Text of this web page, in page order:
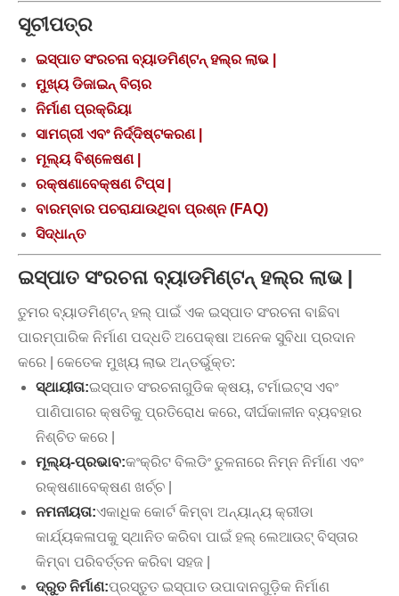
ସୂଚୀପତ୍ର
ଇସ୍ପାତ ସଂରଚନା ବ୍ୟାଡମିଣ୍ଟନ୍ ହଲ୍ର ଲାଭ |
ମୁଖ୍ୟ ଡିଜାଇନ୍ ବିଚାର
ନିର୍ମାଣ ପ୍ରକ୍ରିୟା
ସାମଗ୍ରୀ ଏବଂ ନିର୍ଦ୍ଦିଷ୍ଟକରଣ |
ମୂଲ୍ୟ ବିଶ୍ଳେଷଣ |
ରକ୍ଷଣାବେକ୍ଷଣ ଟିପ୍ସ |
ବାରମ୍ବାର ପଚରାଯାଉଥିବା ପ୍ରଶ୍ନ (FAQ)
ସିଦ୍ଧାନ୍ତ
ଇସ୍ପାତ ସଂରଚନା ବ୍ୟାଡମିଣ୍ଟନ୍ ହଲ୍ର ଲାଭ |
ତୁମର ବ୍ୟାଡମିଣ୍ଟନ୍ ହଲ୍ ପାଇଁ ଏକ ଇସ୍ପାତ ସଂରଚନା ବାଛିବା
ପାରମ୍ପାରିକ ନିର୍ମାଣ ପଦ୍ଧତି ଅପେକ୍ଷା ଅନେକ ସୁବିଧା ପ୍ରଦାନ
କରେ | କେତେକ ମୁଖ୍ୟ ଲାଭ ଅନ୍ତର୍ଭୁକ୍ତ:
ସ୍ଥାୟୀତା:ଇସ୍ପାତ ସଂରଚନାଗୁଡିକ କ୍ଷୟ, ଟର୍ମାଇଟ୍ସ ଏବଂ
ପାଣିପାଗର କ୍ଷତିକୁ ପ୍ରତିରୋଧ କରେ, ଦୀର୍ଘକାଳୀନ ବ୍ୟବହାର
ନିଶ୍ଚିତ କରେ |
ମୂଲ୍ୟ-ପ୍ରଭାବ:କଂକ୍ରିଟ ବିଲଡିଂ ତୁଳନାରେ ନିମ୍ନ ନିର୍ମାଣ ଏବଂ
ରକ୍ଷଣାବେକ୍ଷଣ ଖର୍ଚ୍ଚ |
ନମନୀୟତା:ଏକାଧିକ କୋର୍ଟ କିମ୍ବା ଅନ୍ୟାନ୍ୟ କ୍ରୀଡା
କାର୍ଯ୍ୟକଳାପକୁ ସ୍ଥାନିତ କରିବା ପାଇଁ ହଲ୍ ଲେଆଉଟ୍ ବିସ୍ତାର
କିମ୍ବା ପରିବର୍ତ୍ତନ କରିବା ସହଜ |
ଦ୍ରୁତ ନିର୍ମାଣ:ପ୍ରସ୍ତୁତ ଇସ୍ପାତ ଉପାଦାନଗୁଡ଼ିକ ନିର୍ମାଣ